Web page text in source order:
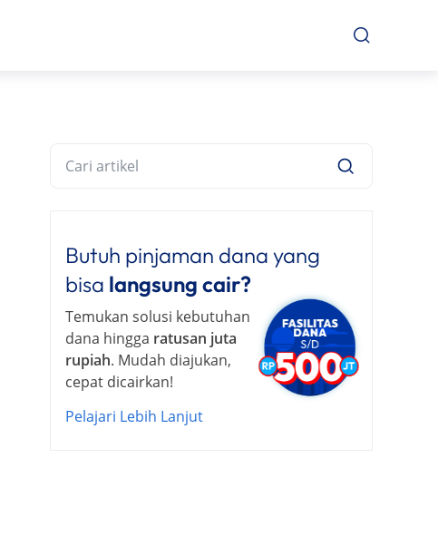
Butuh pinjaman dana yang
bisa langsung cair?
Temukan solusi kebutuhan
dana hingga ratusan juta
rupiah. Mudah diajukan,
cepat dicairkan!
Pelajari Lebih Lanjut